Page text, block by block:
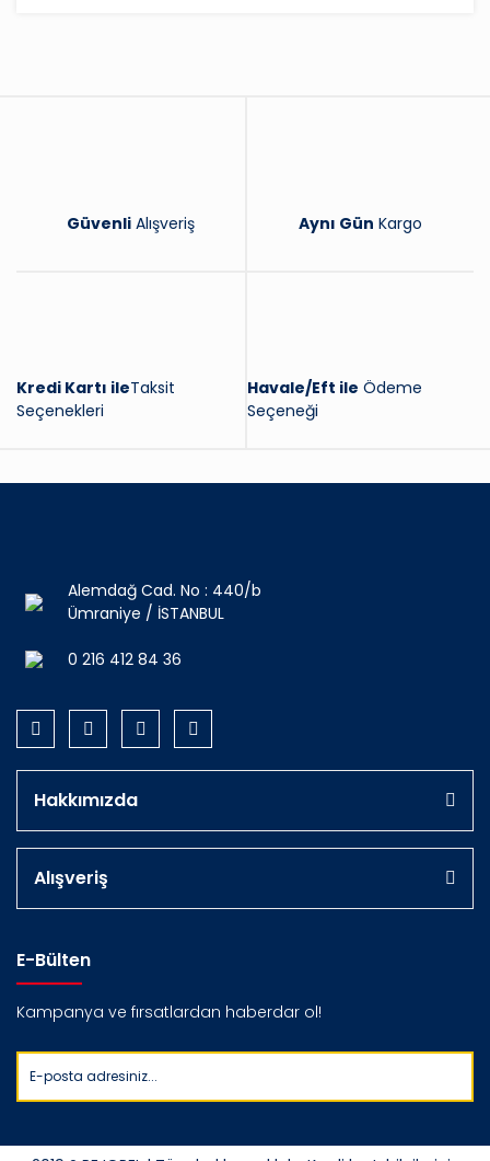
Güvenli Alışveriş Aynı Gün Kargo
Kredi Kartı ileTaksit
Seçenekleri
Havale/Eft ile Ödeme
Seçeneği
Alemdağ Cad. No : 440/b
Ümraniye / İSTANBUL
0 216 412 84 36
Hakkımızda
Alışveriş
E-Bülten
Kampanya ve fırsatlardan haberdar ol!